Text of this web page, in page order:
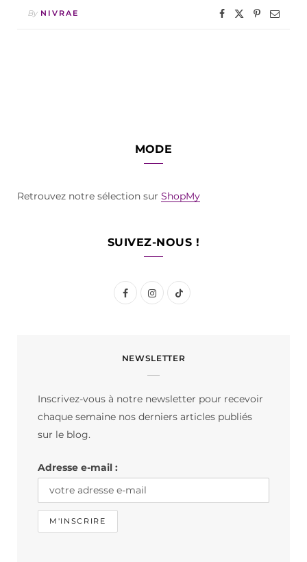
By NIVRAE
MODE
Retrouvez notre sélection sur ShopMy
SUIVEZ-NOUS !
F
e
I
t
m
T
T
NEWSLETTER
Inscrivez-vous à notre newsletter pour recevoir
chaque semaine nos derniers articles publiés
sur le blog.
Adresse e-mail :